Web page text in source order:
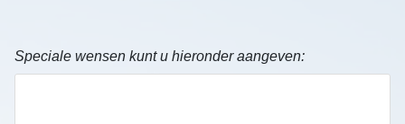
Speciale wensen kunt u hieronder aangeven: